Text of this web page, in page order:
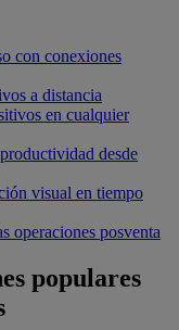
con conexiones
a distancia
en cualquier
desde
visual en tiempo
operaciones posventa
populares